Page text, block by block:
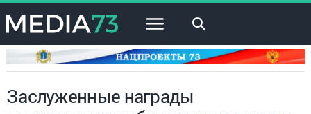
×
Заслуженные награды